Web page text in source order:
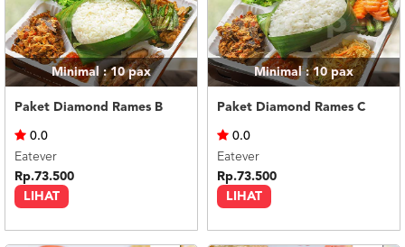
Minimal : 10pax
Paket Diamond Rames B
LIHAT
0.0
Eatever
Rp.73.500
Minimal : 10pax
Paket Diamond Rames C
LIHAT
0.0
Eatever
Rp.73.500